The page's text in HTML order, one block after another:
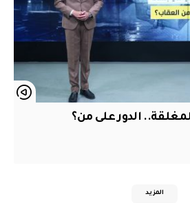
الدور على من؟
المزيد